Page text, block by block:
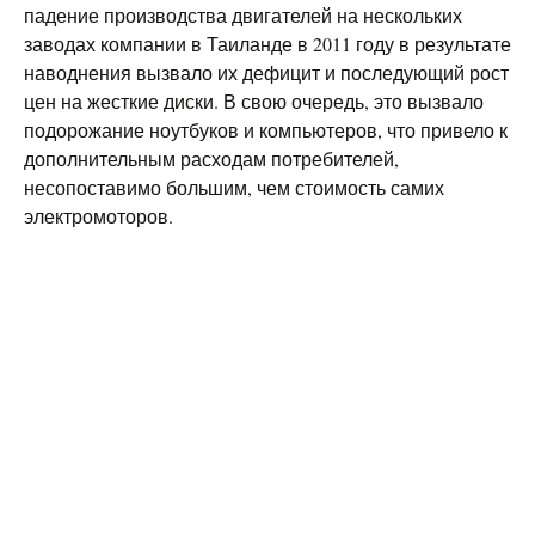
падение производства двигателей на нескольких
заводах компании в Таиланде в 2011 году в результате
наводнения вызвало их дефицит и последующий рост
цен на жесткие диски. В свою очередь, это вызвало
подорожание ноутбуков и компьютеров, что привело к
дополнительным расходам потребителей,
несопоставимо большим, чем стоимость самих
электромоторов.